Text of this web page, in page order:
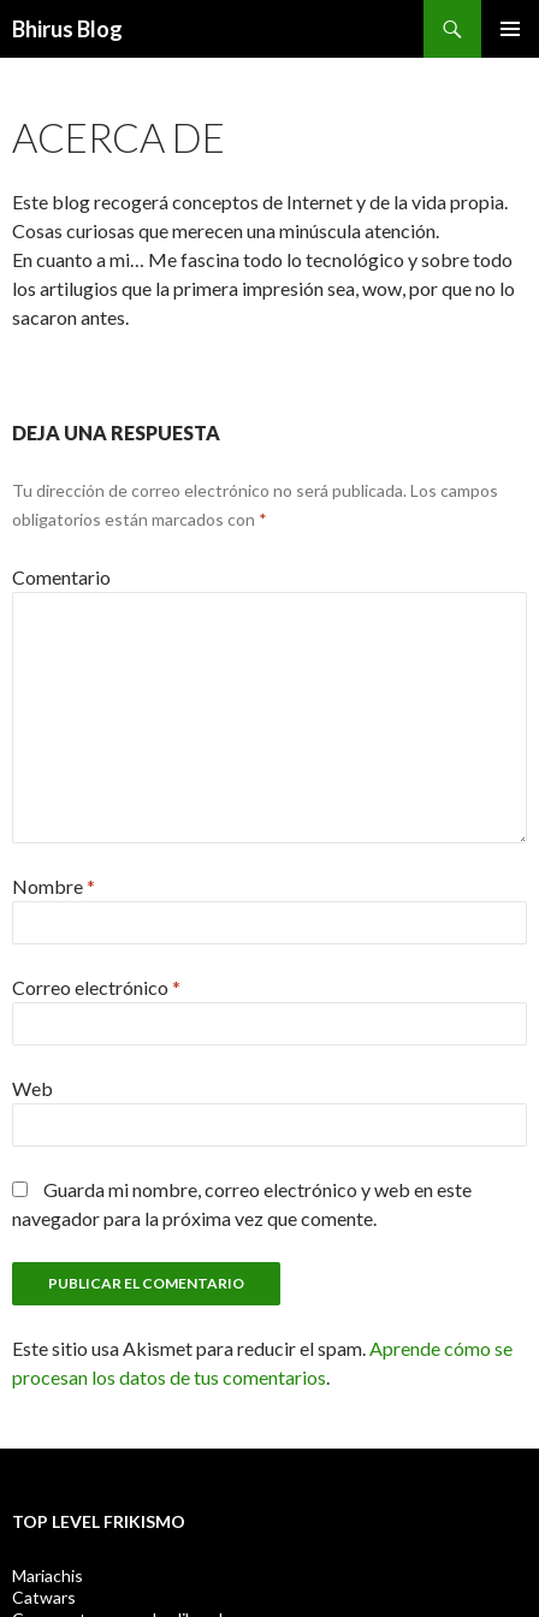
Bhirus Blog
ACERCA DE
Este blog recogerá conceptos de Internet y de la vida propia.
Cosas curiosas que merecen una minúscula atención.
En cuanto a mi… Me fascina todo lo tecnológico y sobre todo
los artilugios que la primera impresión sea, wow, por que no lo
sacaron antes.
DEJA UNA RESPUESTA
Tu dirección de correo electrónico no será publicada. Los campos
obligatorios están marcados con *
Comentario
Nombre*
Correo electrónico *
Web
Guarda mi nombre, correo electrónico y web en este
navegador para la próxima vez que comente.
Este sitio usa Akismet para reducir el spam.Aprende cómo se
procesan los datos de tus comentarios.
TOP LEVEL FRIKISMO
Mariachis
Catwars